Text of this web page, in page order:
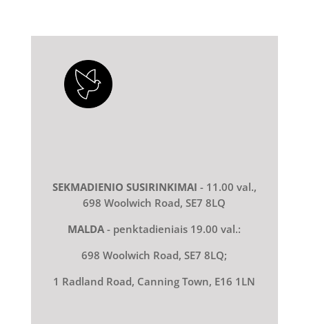
SEKMADIENIO SUSIRINKIMAI - 11.00 val.,
698 Woolwich Road, SE7 8LQ
MALDA- penktadieniais 19.00 val.:
698 Woolwich Road, SE7 8LQ;
1 Radland Road, Canning Town, E16 1LN